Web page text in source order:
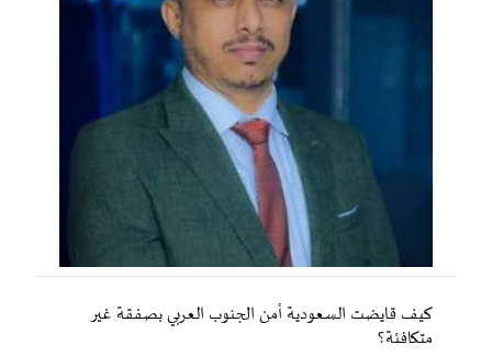
كيف قايضت السعودية أمن الجنوب العربي بصفقة غير
متكافئة؟